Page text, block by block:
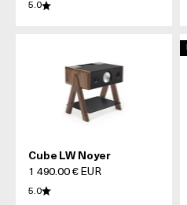
5.0
Cube LW Noyer
Prix de vente
1 490.00 € EUR
5.0